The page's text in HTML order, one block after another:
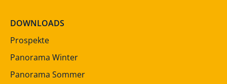
DOWNLOADS
Prospekte
Panorama Winter
Panorama Sommer